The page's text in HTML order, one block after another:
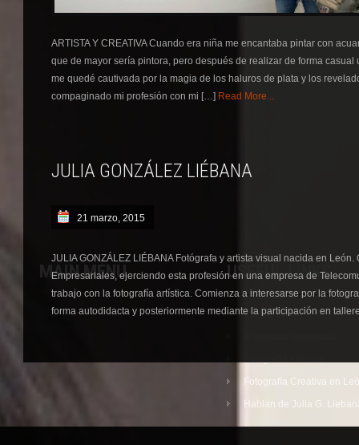
ARTISTA Y CREATIVA Cuando era niña me encantaba pintar con
que de mayor sería pintora, pero después de realizar de forma
me quedé cautivada por la magia de los haluros de plata y los
compaginado mi profesión con mi […] Read More...
JULIA GONZÁLEZ LIÉBANA
21 marzo, 2015
JULIA GONZÁLEZ LIÉBANA Fotógrafa y artista visual nacida en
Empresariales, ejerciendo esta profesión en una empresa de
trabajo con la fotografía artística. Comienza a interesarse por la
forma autodidacta y posteriormente mediante la participación en
MAIN MENU USEFUL LINKS
CONTACTO
Fotografía Creativa en
Hablan de Julia G.